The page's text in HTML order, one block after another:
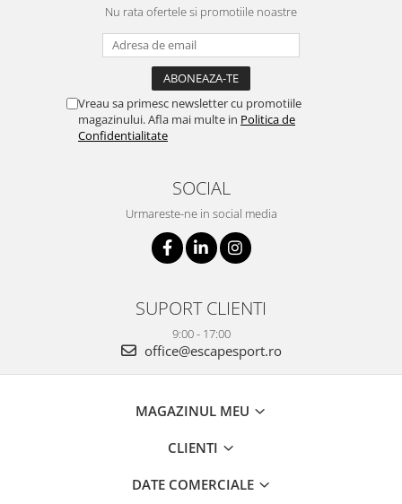
Nu rata ofertele si promotiile noastre
Vreau sa primesc newsletter cu promotiile
magazinului. Afla mai multe in Politica de
Confidentialitate
SOCIAL
Urmareste-ne in social media
SUPORT CLIENTI
9:00 - 17:00
office@escapesport.ro
MAGAZINUL MEU
CLIENTI
DATE COMERCIALE